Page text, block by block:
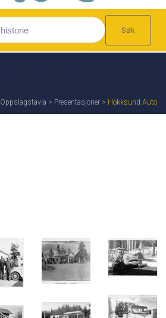
Søk
Oppslagstavla > Presentasjoner > Hokksund Auto